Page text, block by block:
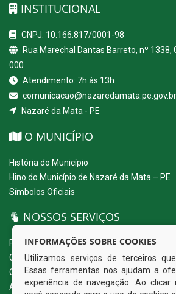
INSTITUCIONAL
CNPJ: 10.166.817/0001-98
Rua Marechal Dantas Barreto, nº 1338,
000
Atendimento: 7h às 13h
comunicacao@nazaredamata.pe.gov.br
Nazaré da Mata - PE
O MUNICÍPIO
História do Município
Hino do Município de Nazaré da Mata – PE
Símbolos Oficiais
NOSSOS SERVIÇOS
Portal da Transparência
Carta de Serviços ao Usuário
Ouvidoria Eletrônica
Acesso a Informação (eSIC)
INFORMAÇÕES SOBRE COOKIES
Utilizamos serviços de terceiros
Essas ferramentas nos ajudam a
experiência de navegação. Ao clicar